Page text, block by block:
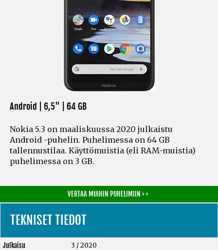
Android | 6,5" | 64 GB
Nokia 5.3 on maaliskuussa 2020 julkaistu
Android -puhelin. Puhelimessa on 64 GB
tallennustilaa. Käyttömuistia (eli RAM-muistia)
puhelimessa on 3 GB.
VERTAA MUIHIN PUHELIMIIN > >
TEKNISET TIEDOT
Julkaisu
3 / 2020